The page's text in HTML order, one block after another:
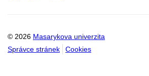
© 2026 Masarykova univerzita
Správce stránek
Cookies